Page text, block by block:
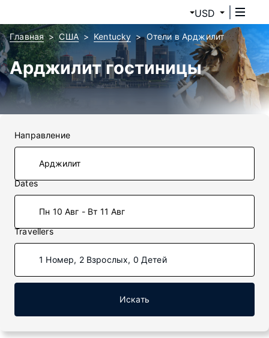
USD
Главная США Kentucky Отели в Арджилит
Арджилит гостиницы
Направление
Dates
Пн 10 Авг - Вт 11 Авг
Travellers
1 Номер, 2 Взрослых, 0 Детей
Искать